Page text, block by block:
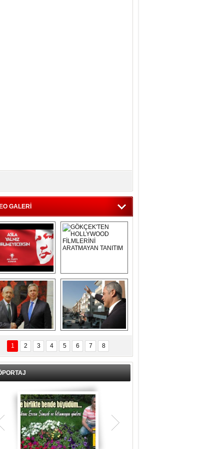
GALERİ
Asla Yalnız
Uzun Adam
GÖKÇEK'TEN
HOLLYWOOD
FİLMLERİNİ
ARATMAYAN
TANITIM
İÇERİ ZÜBÜK!
ERCAN ŞİMŞEK
GÖLBAŞI'NDA
KASIRGA ETKİSİ
YARATTI !
1 2 3 4 5 6 7 8
Teşrik tekbiri nedir? Ne anlama gelir?